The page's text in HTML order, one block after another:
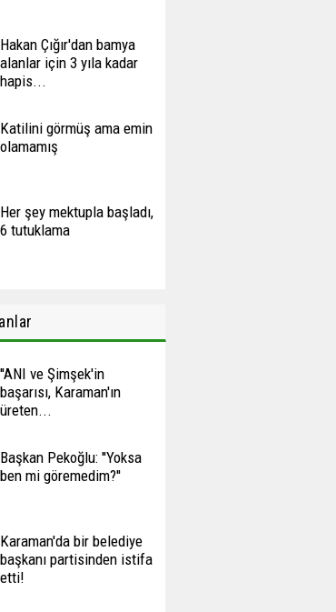
Hakan Çığır'dan bamya
alanlar için 3 yıla kadar
hapis...
Katilini görmüş ama emin
olamamış
Her şey mektupla başladı,
6 tutuklama
''ANI ve Şimşek'in
başarısı, Karaman'ın
üreten...
Başkan Pekoğlu: ''Yoksa
ben mi göremedim?''
Karaman'da bir belediye
başkanı partisinden istifa
etti!